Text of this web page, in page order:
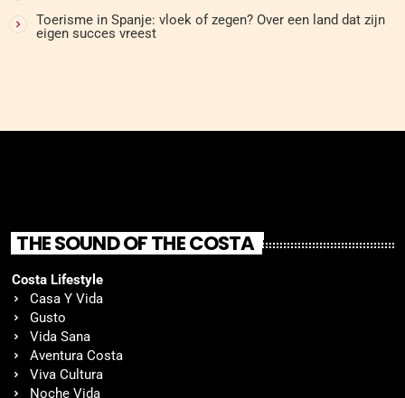
Toerisme in Spanje: vloek of zegen? Over een land dat zijn
eigen succes vreest
THE SOUND OF THE COSTA
Costa Lifestyle
Casa Y Vida
Gusto
Vida Sana
Aventura Costa
Viva Cultura
Noche Vida